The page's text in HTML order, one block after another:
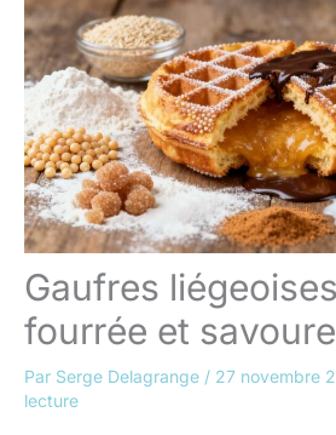
Gaufres
fourrée et
Par Serge Delagrange / 27 novembre
lecture